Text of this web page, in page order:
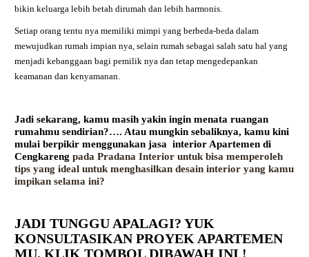
bikin keluarga lebih betah dirumah dan lebih harmonis.
Setiap orang tentu nya memiliki mimpi yang berbeda-beda dalam
mewujudkan rumah impian nya, selain rumah sebagai salah satu hal yang
menjadi kebanggaan bagi pemilik nya dan tetap mengedepankan
keamanan dan kenyamanan.
Jadi sekarang, kamu masih yakin ingin menata ruangan
rumahmu sendirian?…. Atau mungkin sebaliknya, kamu kini
mulai berpikir menggunakan jasa interior Apartemendi
Cengkareng pada Pradana Interior untuk bisa memperoleh
tips yang ideal untuk menghasilkan desain interior yang kamu
impikan selama ini?
JADI TUNGGU APALAGI? YUK
KONSULTASIKAN PROYEK APARTEMEN
MU,KLIK TOMBOL DIBAWAH INI !